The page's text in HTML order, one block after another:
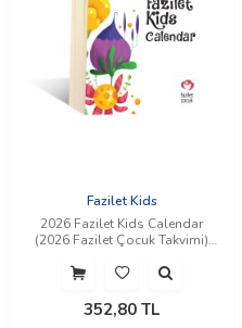
Fazilet Kids
2026 Fazilet Kids Calendar
(2026 Fazilet Çocuk Takvimi)
352,80 TL